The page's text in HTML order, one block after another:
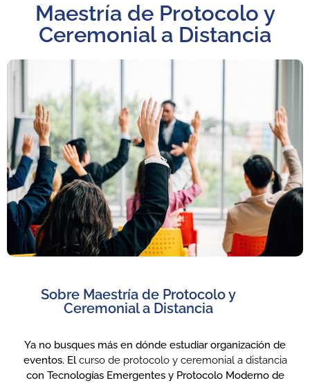
Maestría de Protocolo y
Ceremonial a Distancia
Sobre Maestría de Protocolo y
Ceremonial a Distancia
Ya no busques más en dónde estudiar organización de
eventos. Elcurso de protocolo y ceremonial a distancia
con Tecnologías Emergentes y Protocolo Moderno de